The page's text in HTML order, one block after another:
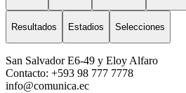
Resultados Estadios Selecciones
San Salvador E6-49 y Eloy Alfaro
Contacto: +593 98 777 7778
info@comunica.ec